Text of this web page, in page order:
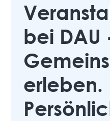
bei DAU
erleben.